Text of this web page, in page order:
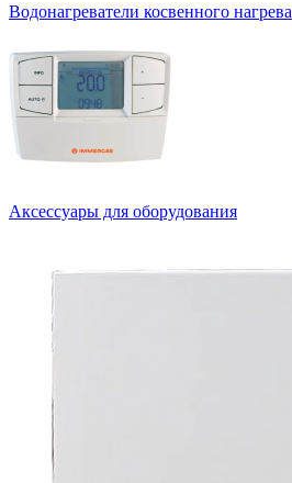
Водонагреватели косвенного нагрева
Аксессуары для оборудования